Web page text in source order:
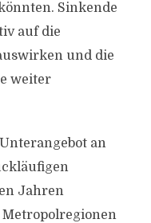
Sinkende
auf die
und die
weiter
an
Jahren
Metropolregionen